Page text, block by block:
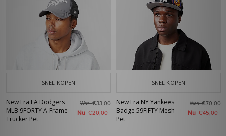
SNEL KOPEN
New Era LA Dodgers
MLB 9FORTY A-Frame
Trucker Pet
Was€33,00
Nu €20,00
SNEL KOPEN
New Era NY Yankees
Badge 59FIFTY Mesh
Pet
Was€70,00
Nu €45,00